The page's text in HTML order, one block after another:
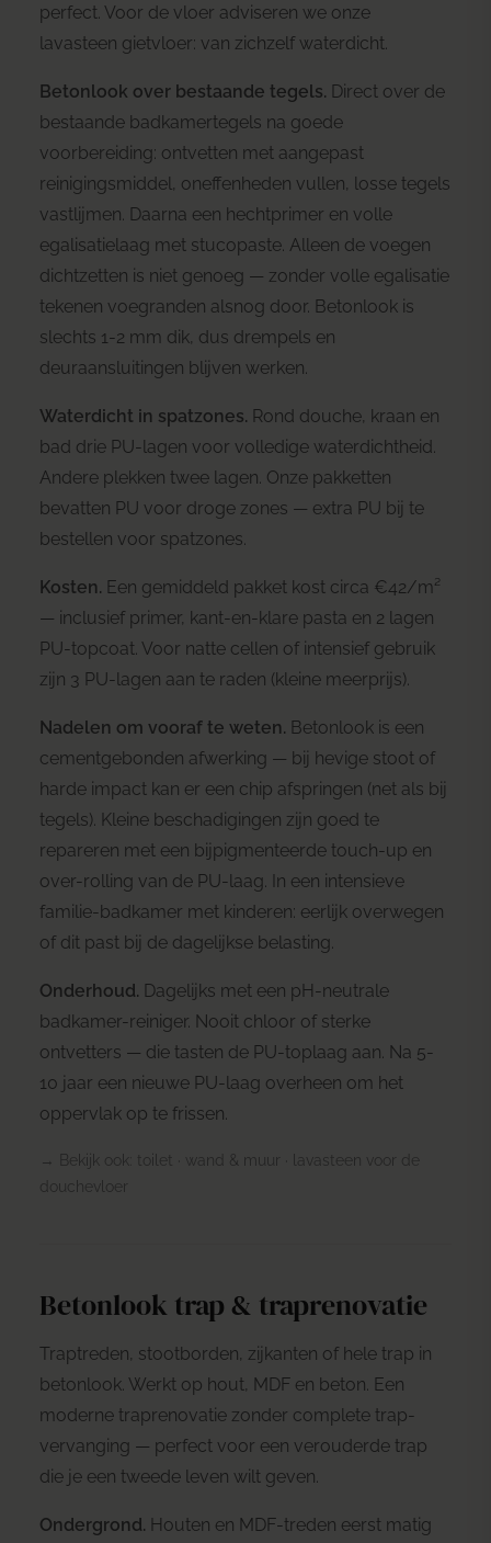
perfect. Voor de vloer adviseren we onze
lavasteen gietvloer: van zichzelf waterdicht.
Betonlook over bestaande tegels. Direct over de
bestaande badkamertegels na goede
voorbereiding: ontvetten met aangepast
reinigingsmiddel, oneffenheden vullen, losse tegels
vastlijmen. Daarna een hechtprimer en volle
egalisatielaag met stucopaste. Alleen de voegen
dichtzetten is niet genoeg — zonder volle egalisatie
tekenen voegranden alsnog door. Betonlook is
slechts 1-2 mm dik, dus drempels en
deuraansluitingen blijven werken.
Waterdicht in spatzones. Rond douche, kraan en
bad drie PU-lagen voor volledige waterdichtheid.
Andere plekken twee lagen. Onze pakketten
bevatten PU voor droge zones — extra PU bij te
bestellen voor spatzones.
Kosten. Een gemiddeld pakket kost circa €42/m²
— inclusief primer, kant-en-klare pasta en 2 lagen
PU-topcoat. Voor natte cellen of intensief gebruik
zijn 3 PU-lagen aan te raden (kleine meerprijs).
Nadelen om vooraf te weten. Betonlook is een
cementgebonden afwerking — bij hevige stoot of
harde impact kan er een chip afspringen (net als bij
tegels). Kleine beschadigingen zijn goed te
repareren met een bijpigmenteerde touch-up en
over-rolling van de PU-laag. In een intensieve
familie-badkamer met kinderen: eerlijk overwegen
of dit past bij de dagelijkse belasting.
Onderhoud. Dagelijks met een pH-neutrale
badkamer-reiniger. Nooit chloor of sterke
ontvetters — die tasten de PU-toplaag aan. Na 5-
10 jaar een nieuwe PU-laag overheen om het
oppervlak op te frissen.
→ Bekijk ook: toilet wand & muur
lavasteen voor de
douchevloer
Betonlook trap & traprenovatie
Traptreden, stootborden, zijkanten of hele trap in
betonlook. Werkt op hout, MDF en beton. Een
moderne traprenovatie zonder complete trap-
vervanging — perfect voor een verouderde trap
die je een tweede leven wilt geven.
Ondergrond. Houten en MDF-treden eerst matig